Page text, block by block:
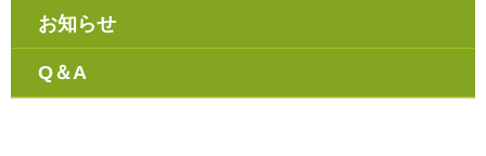
お知らせ
Q＆A